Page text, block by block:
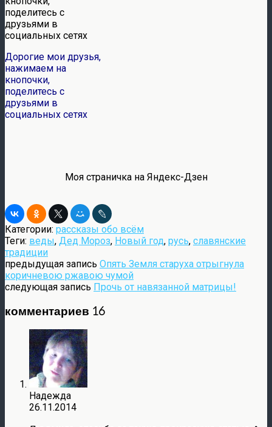
Дорогие мои друзья,
нажимаем на
кнопочки,
поделитесь с
друзьями в
социальных сетях
Моя страничка на Яндекс-Дзен
Категории: рассказы обо всём
Теги: веды, Дед Мороз, Новый год, русь, славянские
традиции
предыдущая запись Опять Земля старуха отрыгнула
коричневою ржавою чумой
следующая запись Прочь от навязанной матрицы!
комментариев 16
Надежда
26.11.2014